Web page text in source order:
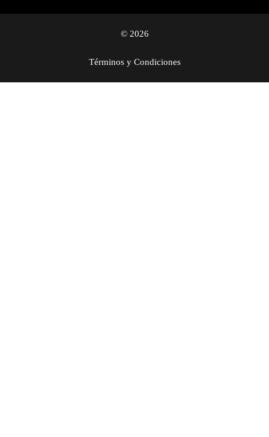
© 2026
Términos y Condiciones